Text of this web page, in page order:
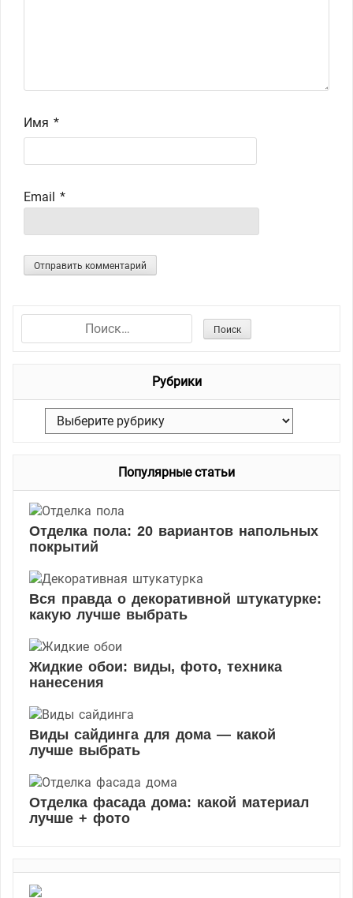
Имя *
Email *
а
Рубрики
Популярные статьи
Отделка пола: 20 вариантов напольных
покрытий
Вся правда о декоративной штукатурке:
какую лучше выбрать
Жидкие обои: виды, фото, техника
нанесения
Виды сайдинга для дома — какой
лучше выбрать
Отделка фасада дома: какой материал
лучше + фото